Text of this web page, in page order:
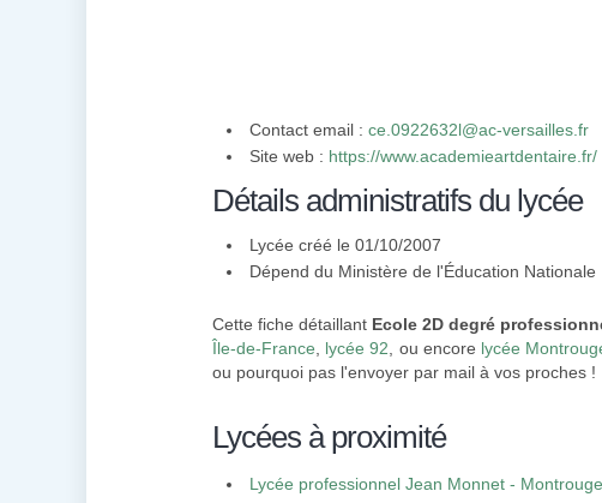
Contact email : ce.0922632l@ac-versailles.fr
Site web : https://www.academieartdentaire.fr/
Détails administratifs du lycée
Lycée créé le 01/10/2007
Dépend du Ministère de l'Éducation Nationale
Cette fiche détaillant Ecole 2D degré
Île-de-France
lycée 92 , ou encore lycée
ou pourquoi pas l'envoyer par mail à vos proches !
Lycées à proximité
Lycée professionnel Jean Monnet - Montrouge